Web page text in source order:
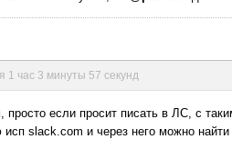
1 час 3 минуты 57 секунд
просто если просит писать в ЛС, с
slack.com и через него можно найти